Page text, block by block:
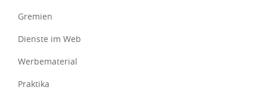
Gremien
Dienste im Web
Werbematerial
Praktika